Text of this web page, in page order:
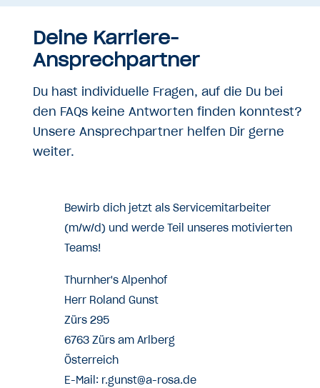
Deine Karriere-
Ansprechpartner
Du hast individuelle Fragen, auf die Du bei
den FAQs keine Antworten finden konntest?
Unsere Ansprechpartner helfen Dir gerne
weiter.
Bewirb dich jetzt als Servicemitarbeiter
(m/w/d) und werde Teil unseres motivierten
Teams!
Thurnher's Alpenhof
Herr Roland Gunst
Zürs 295
6763 Zürs am Arlberg
Österreich
E-Mail: r.gunst@a-rosa.de